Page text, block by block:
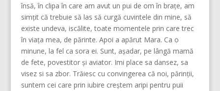
însă, în clipa în care am avut un pui de om în brațe, am
simțit că trebuie să las să curgă cuvintele din mine, să
existe undeva, iscălite, toate momentele prin care trec
în viața mea, de părinte. Apoi a apărut Mara. Ca o
minune, la fel ca sora ei. Sunt, așadar, pe lângă mamă
de fete, povestitor și aviator. Imi place sa dansez, sa
visez si sa zbor. Trăiesc cu convingerea că noi, părinţii,
suntem cei care prin iubire creştem aripi pentru puii